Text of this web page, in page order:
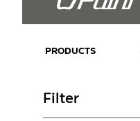
PRODUCTS
Filter